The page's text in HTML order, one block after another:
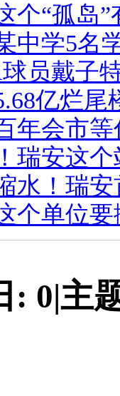
个“孤岛
中学5名
球员戴子
亿烂
年会市
瑞安这
水！瑞
个单位
: 0|主